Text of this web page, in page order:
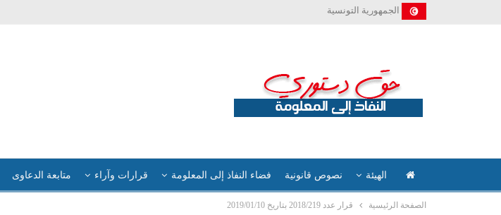
الجمهورية التونسية
الهيئة نصوص قانونية فضاء النفاذ إلى المعلومة قرارات وآراء متابعة الدعاوى
الصفحة الرئيسية قرار عدد 2018/219 بتاريخ 2019/01/10